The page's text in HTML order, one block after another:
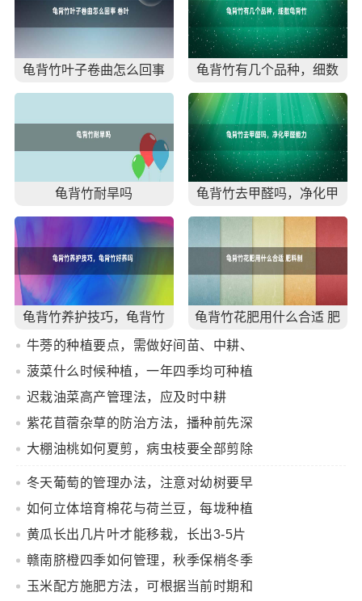
龟背竹叶子卷曲怎么回事
卷叶枯萎原因及解决方
龟背竹有几个品种，细数
龟背竹六大品种
龟背竹耐旱吗
龟背竹去甲醛吗，净化甲
醛能力值排行首位(吸毒最
龟背竹养护技巧，龟背竹
好养吗
龟背竹花肥用什么合适 肥
料制作与使用方法
牛蒡的种植要点，需做好间苗、中耕、
追肥等工作
菠菜什么时候种植，一年四季均可种植
迟栽油菜高产管理法，应及时中耕
紫花苜蓿杂草的防治方法，播种前先深
翻整地
大棚油桃如何夏剪，病虫枝要全部剪除
冬天葡萄的管理办法，注意对幼树要早
埋防寒土
如何立体培育棉花与荷兰豆，每垅种植
2行棉花、在棉花内侧各种1行荷兰豆
黄瓜长出几片叶才能移栽，长出3-5片
叶即可移栽定植
赣南脐橙四季如何管理，秋季保梢冬季
保叶
玉米配方施肥方法，可根据当前时期和